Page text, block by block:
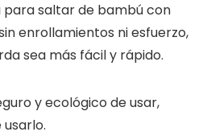
para saltar de bambú con
enrollamientos ni esfuerzo,
sea más fácil y rápido.
y ecológico de usar,